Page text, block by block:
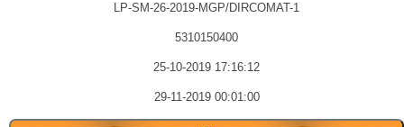
LP-SM-26-2019-MGP/DIRCOMAT-1
5310150400
25-10-2019 17:16:12
29-11-2019 00:01:00